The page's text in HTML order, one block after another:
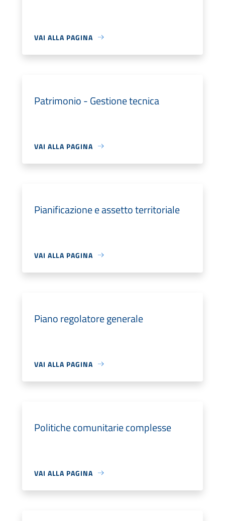
VAI ALLA PAGINA
Patrimonio - Gestione tecnica
VAI ALLA PAGINA
Pianificazione e assetto territoriale
VAI ALLA PAGINA
Piano regolatore generale
VAI ALLA PAGINA
Politiche comunitarie complesse
VAI ALLA PAGINA